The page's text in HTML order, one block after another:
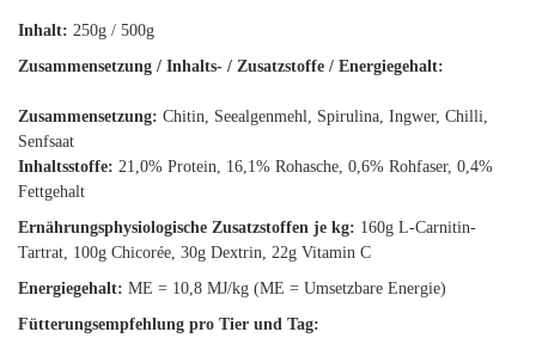
Inhalt: 250g / 500g
Zusammensetzung / Inhalts- / Zusatzstoffe / Energiegehalt:
Zusammensetzung: Chitin, Seealgenmehl, Spirulina, Ingwer, Chilli,
Senfsaat
Inhaltsstoffe: 21,0% Protein, 16,1% Rohasche, 0,6% Rohfaser, 0,4%
Fettgehalt
Ernährungsphysiologische Zusatzstoffen je kg: 160g L-Carnitin-
Tartrat, 100g Chicorée, 30g Dextrin, 22g Vitamin C
Energiegehalt: ME = 10,8 MJ/kg (ME = Umsetzbare Energie)
Fütterungsempfehlung pro Tier und Tag: